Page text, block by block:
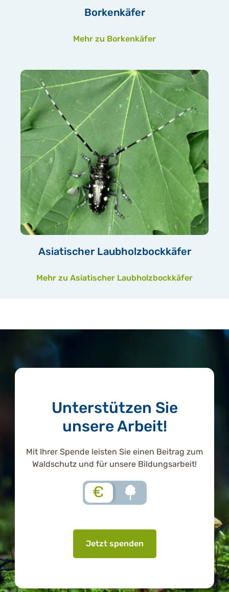
Borkenkäfer
Mehr zu Borkenkäfer
Asiatischer Laubholzbockkäfer
Mehr zu Asiatischer Laubholzbockkäfer
Unterstützen Sie
unsere Arbeit!
Mit Ihrer Spende leisten Sie einen Beitrag zum
Waldschutz und für unsere Bildungsarbeit!
€
Jetzt spenden